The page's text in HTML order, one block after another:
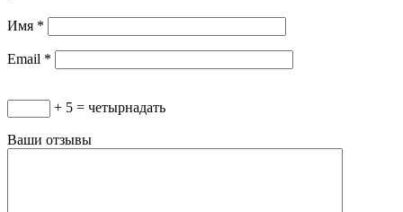
Имя *
Email *
+ 5 = четырнадать
Ваши отзывы